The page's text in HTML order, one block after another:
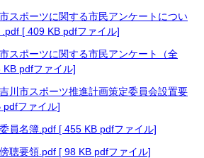
スポーツに関する市民アンケートについ
[ 409 KB pdfファイル]
スポーツに関する市民アンケート（全
pdfファイル]
川市スポーツ推進計画策定委員会設置要
pdfファイル]
員名簿.pdf [ 455 KB pdfファイル]
聴要領.pdf [ 98 KB pdfファイル]